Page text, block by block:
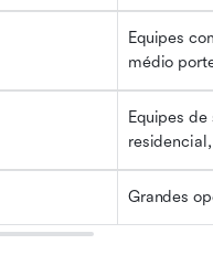
Equipes
médio
Equipes
Grandes